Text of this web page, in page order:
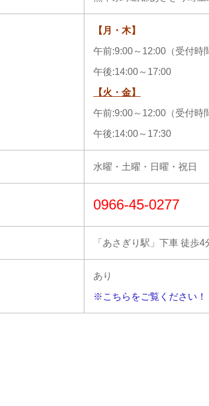
【月・木】
午前:9:00～12:00（受付時
午後:14:00～17:00
【火・金】
午前:9:00～12:00（受付時
午後:14:00～17:30
水曜・土曜・日曜・祝日
0966-45-0277
「あさぎり駅」下車 徒歩4
あり
※こちらをご覧ください！